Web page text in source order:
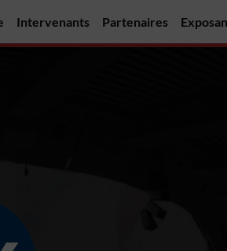
Intervenants Partenaires